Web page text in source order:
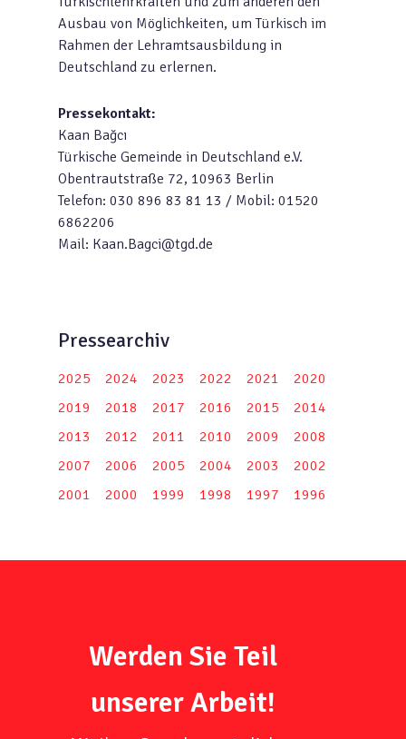
Ausbau von Möglichkeiten, um Türkisch im
Rahmen der Lehramtsausbildung in
Deutschland zu erlernen.
Pressekontakt:
Kaan Bağcı
Türkische Gemeinde in Deutschland e.V.
Obentrautstraße 72, 10963 Berlin
Telefon: 030 896 83 81 13 / Mobil: 01520
6862206
Mail: Kaan.Bagci@tgd.de
Pressearchiv
2025 2024 2023 2022 2021
2020
2019
2018 2017 2016 2015
2014
2013
2012 2011 2010 2009
2008
2007
2006 2005 2004 2003
2002
2001
2000 1999 1998 1997 1996
Werden Sie Teil
unserer Arbeit!